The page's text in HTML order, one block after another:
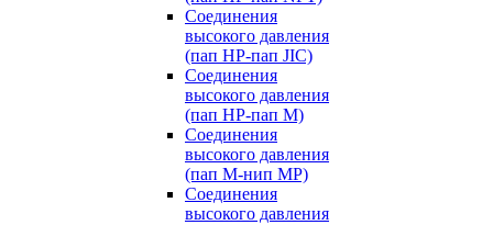
Соединения
высокого давления
(пап HP-пап JIC)
Соединения
высокого давления
(пап HP-пап M)
Соединения
высокого давления
(пап M-нип MP)
Соединения
высокого давления